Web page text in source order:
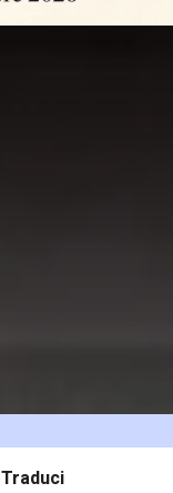
Traduci